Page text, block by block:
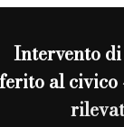
Intervento
al civico